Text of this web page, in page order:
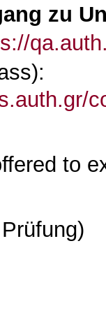
zu
to